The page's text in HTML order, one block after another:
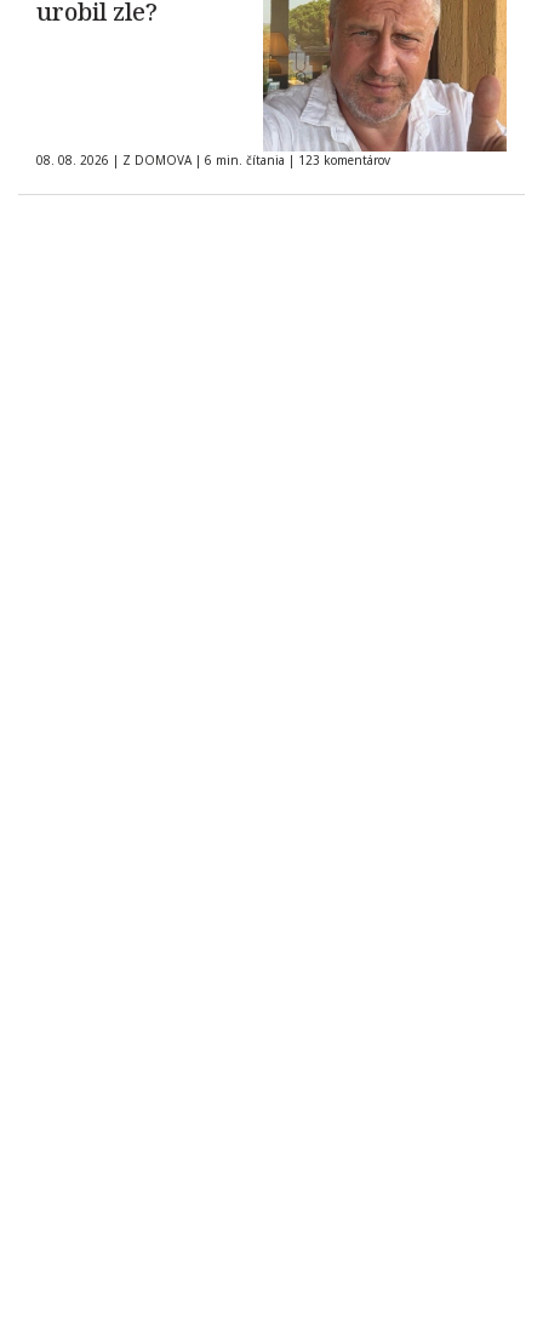
urobil zle?
08. 08. 2026 | Z DOMOVA | 6 min. čítania | 123 komentárov